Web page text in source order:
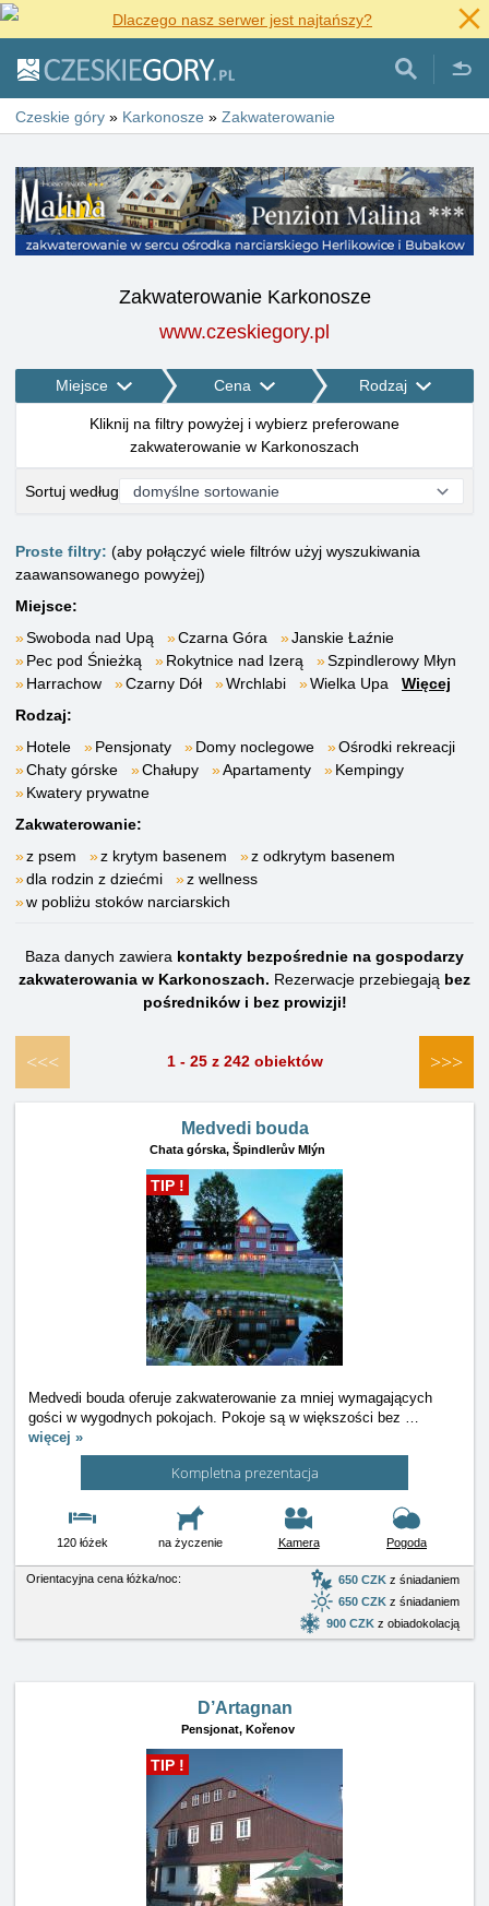
Dlaczego nasz serwer jest najtańszy?
Czeskie góry » Karkonosze » Zakwaterowanie
Zakwaterowanie Karkonosze
www.czeskiegory.pl
Miejsce Cena Rodzaj
Kliknij na filtry powyżej i wybierz preferowane
zakwaterowanie w Karkonoszach
Sortuj według
Proste filtry: (aby połączyć wiele filtrów użyj wyszukiwania
zaawansowanego powyżej)
Miejsce:
Swoboda nad Upą
Czarna Góra
Janskie Łaźnie
Pec pod Śnieżką
Rokytnice nad Izerą
Szpindlerowy Młyn
Harrachow
Czarny Dół Wrchlabi Wielka Upa
Więcej
Rodzaj:
Hotele
Pensjonaty Domy noclegowe
Ośrodki rekreacji
Chaty górske
Chałupy Apartamenty
Kempingy
Kwatery prywatne
Zakwaterowanie:
z psem
z krytym basenem
z odkrytym basenem
dla rodzin z dziećmi
z wellness
w pobliżu stoków narciarskich
Baza danych zawiera kontakty bezpośrednie na gospodarzy
zakwaterowania w Karkonoszach. Rezerwacje przebiegają bez
pośredników i bez prowizji!
<<< 1 - 25 z 242 obiektów >>>
Medvedi bouda
Chata górska, Špindlerův Mlýn
TIP !
Medvedi bouda oferuje zakwaterowanie za mniej wymagających
gości w wygodnych pokojach. Pokoje są w większości bez …
więcej »
Kompletna prezentacja
120 łóżek na życzenie Kamera Pogoda
Orientacyjna cena łóżka/noc: 650 CZK z śniadaniem
650 CZK z śniadaniem
900 CZK z obiadokolacją
D’Artagnan
Pensjonat, Kořenov
TIP !